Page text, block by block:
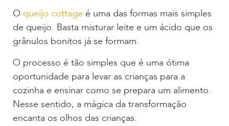
O queijo cottage é uma das formas mais simples
de queijo. Basta misturar leite e um ácido que os
grânulos bonitos já se formam.
O processo é tão simples que é uma ótima
oportunidade para levar as crianças para a
cozinha e ensinar como se prepara um alimento.
Nesse sentido, a mágica da transformação
encanta os olhos das crianças.